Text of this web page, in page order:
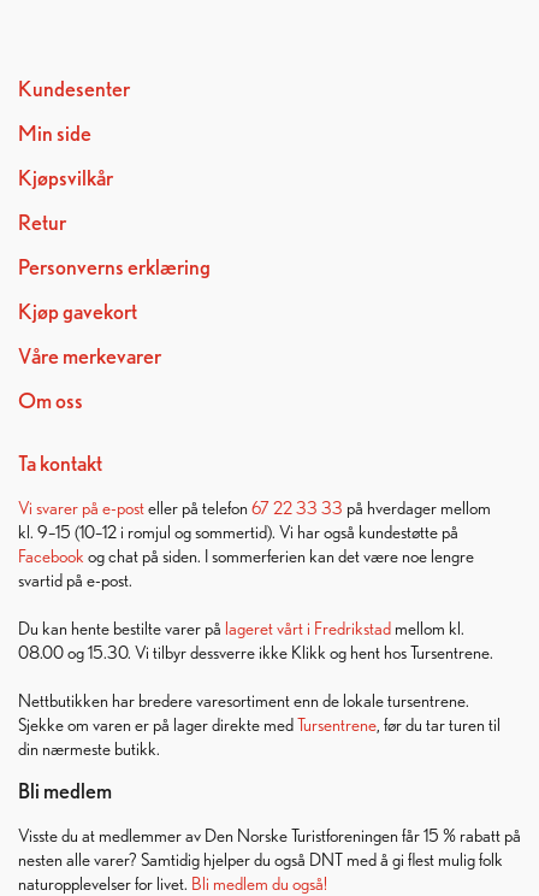
Kundesenter
Min side
Kjøpsvilkår
Retur
Personverns erklæring
Kjøp gavekort
Våre merkevarer
Om oss
Ta kontakt
Vi svarer på e-posteller på telefon 67 22 33 33 på hverdager mellom
kl. 9–15 (10–12 i romjul og sommertid). Vi har også kundestøtte på
Facebook og chat på siden. I sommerferien kan det være noe lengre
svartid på e-post.
Du kan hente bestilte varer på lageret vårt i Fredrikstad mellom kl.
08.00 og 15.30. Vi tilbyr dessverre ikke Klikk og hent hos Tursentrene.
Nettbutikken har bredere varesortiment enn de lokale tursentrene.
Sjekke om varen er på lager direkte medTursentrene, før du tar turen til
din nærmeste butikk.
Bli medlem
Visste du at medlemmer av Den Norske Turistforeningen får 15 % rabatt på
nesten alle varer? Samtidig hjelper du også DNT med å gi flest mulig folk
naturopplevelser for livet. Bli medlem du også!